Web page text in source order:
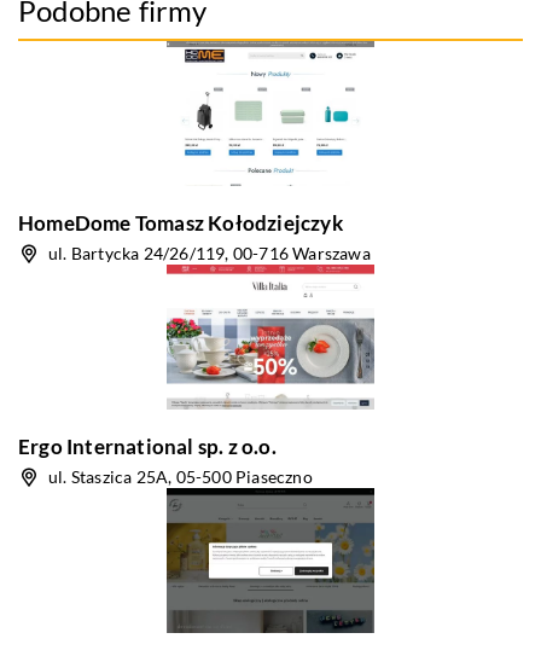
Podobne firmy
HomeDome Tomasz Kołodziejczyk
ul. Bartycka 24/26/119, 00-716 Warszawa
Ergo International sp. z o.o.
ul. Staszica 25A, 05-500 Piaseczno